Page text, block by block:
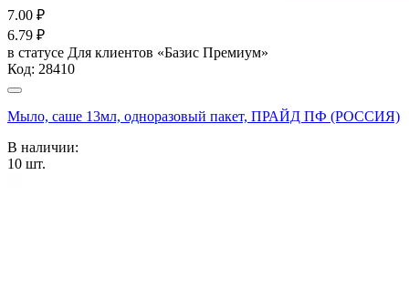
7.00 ₽
6.79 ₽
в статусе Для клиентов «Базис Премиум»
Код: 28410
Мыло, саше 13мл, одноразовый пакет, ПРАЙД ПФ (РОССИЯ)
В наличии:
10 шт.